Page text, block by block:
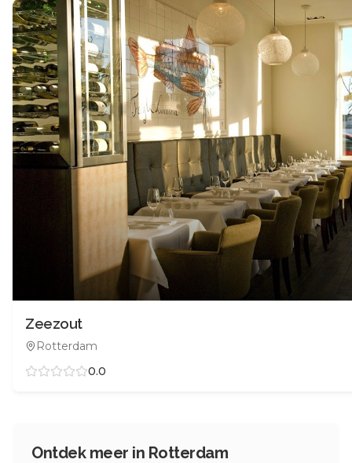
Zeezout
Rotterdam
0.0
Ontdek meer in Rotterdam